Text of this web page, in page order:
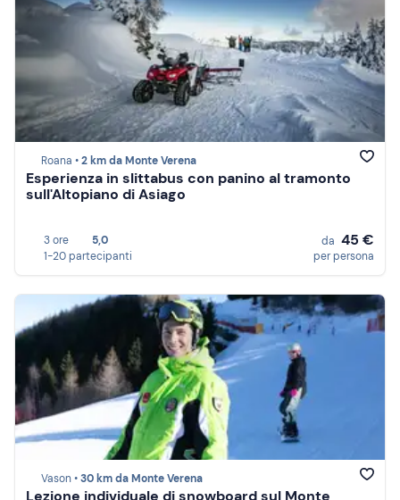
Roana •2 km da Monte Verena
Esperienza in slittabus con panino al tramonto
sull'Altopiano di Asiago
3 ore
5,0
1-20 partecipanti
da 45 €
per persona
Vason •30 km da Monte Verena